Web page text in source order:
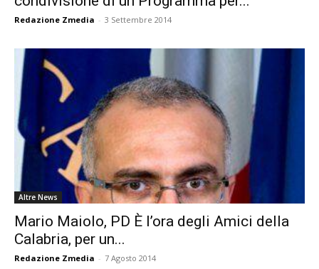
Redazione Zmedia - 3 Settembre 2014
Altre News
Mario Maiolo, PD È l’ora degli Amici della
Calabria, per un...
Redazione Zmedia - 7 Agosto 2014